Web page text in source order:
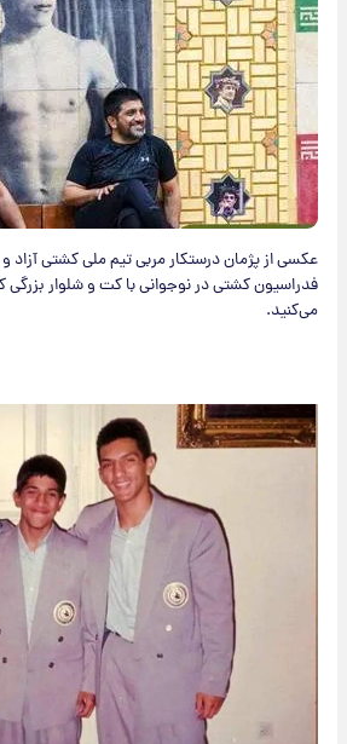
عکسی از پژمان درستکار مربی تیم ملی کشتی آزاد
فدراسیون کشتی در نوجوانی با کت و شلوار بزرگی
می‌کنید.